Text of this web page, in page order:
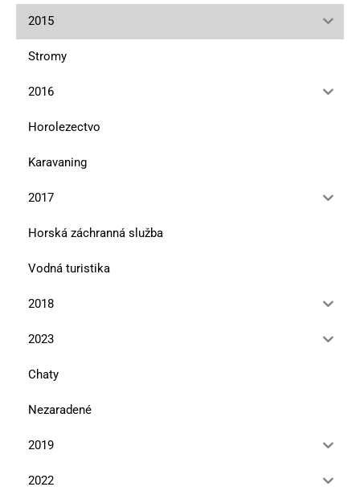
2015
Stromy
2016
Horolezectvo
Karavaning
2017
Horská záchranná služba
Vodná turistika
2018
2023
Chaty
Nezaradené
2019
2022